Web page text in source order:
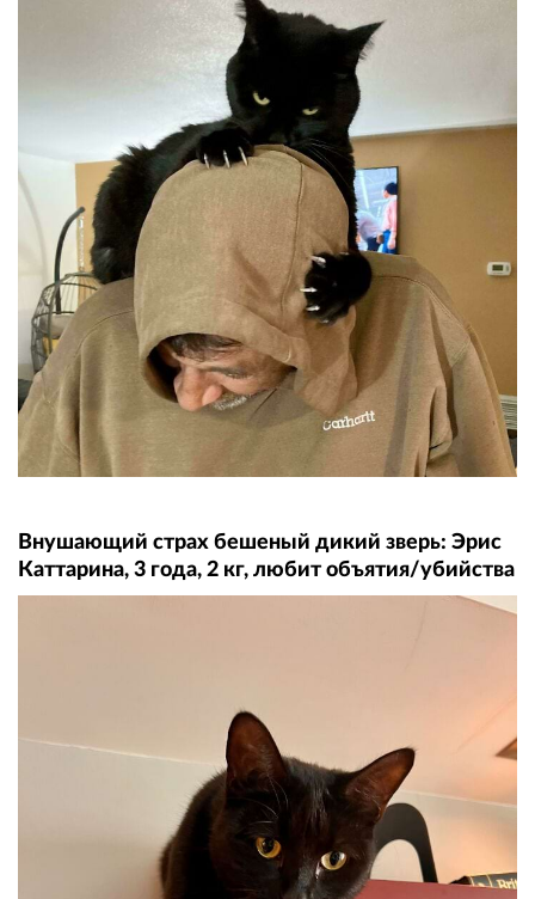
Внушающий страх бешеный дикий зверь: Эрис
Каттарина, 3 года, 2 кг, любит объятия/убийства